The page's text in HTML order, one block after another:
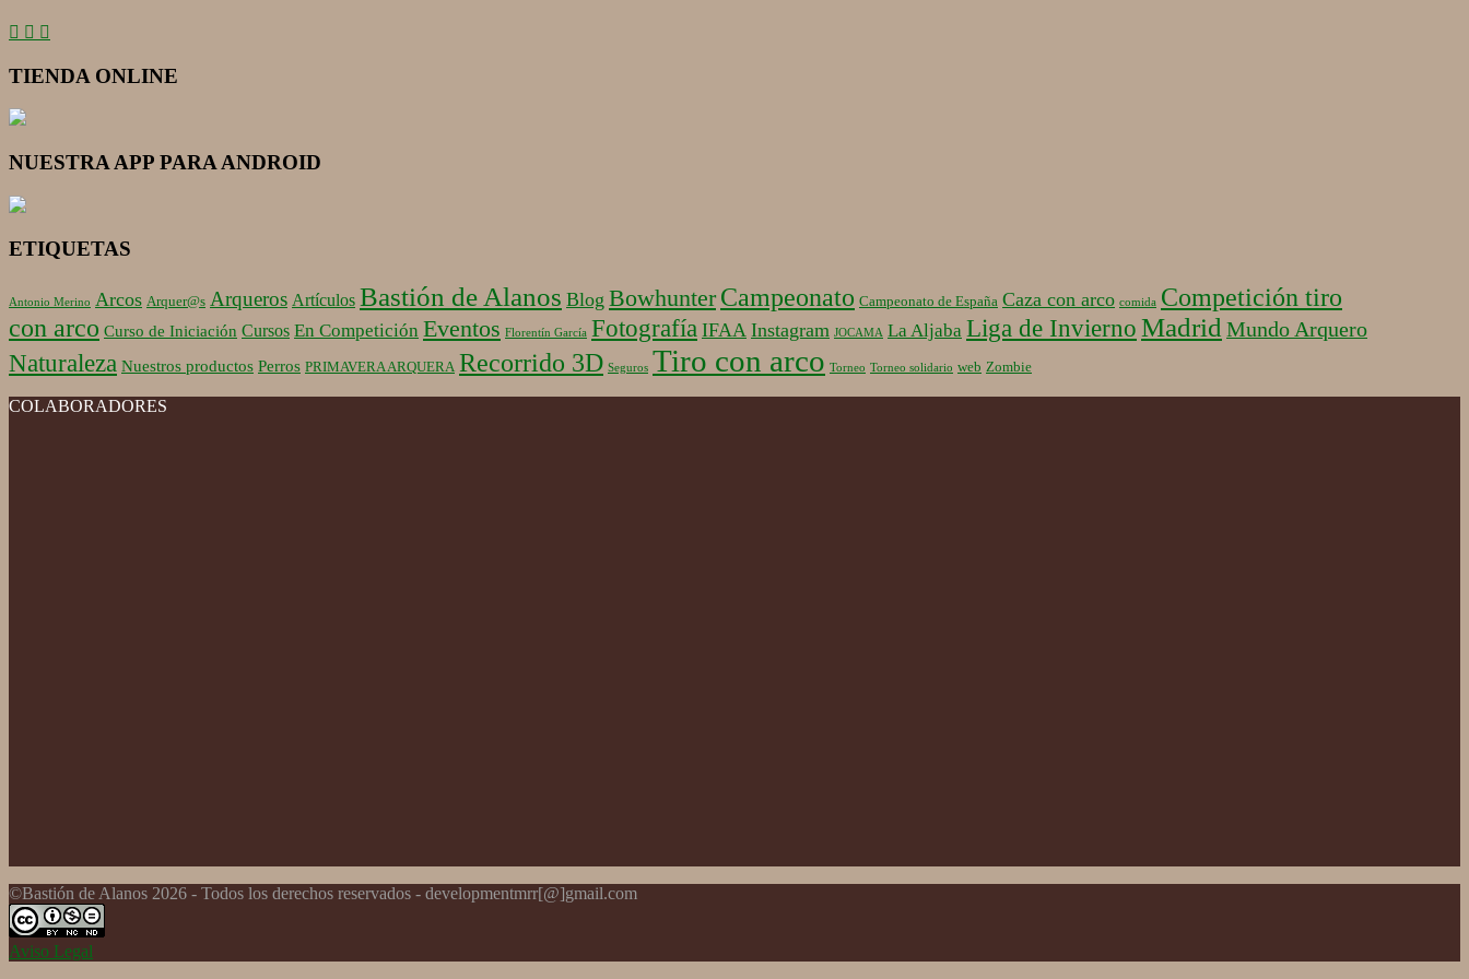
TIENDA ONLINE
NUESTRA APP PARA ANDROID
ETIQUETAS
Antonio Merino Arcos Arquer@s Arqueros Artículos Bastión de Alanos Blog Bowhunter Campeonato Campeonato de España Caza con arco comida Competición tiro
con arco Curso de Iniciación Cursos En Competición Eventos Florentín García Fotografía IFAA Instagram JOCAMA La Aljaba Liga de Invierno Madrid Mundo Arquero
Naturaleza Nuestros productos Perros PRIMAVERA ARQUERA Recorrido 3D Seguros Tiro con arco Torneo Torneo solidario web Zombie
COLABORADORES
©Bastión de Alanos 2026 - Todos los derechos reservados - developmentmrr[@]gmail.com
Aviso Legal